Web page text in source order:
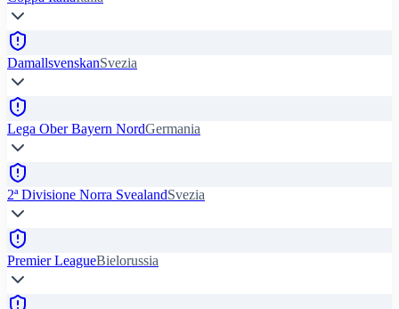
DamallsvenskanSvezia
Lega Ober Bayern NordGermania
2ª Divisione Norra SvealandSvezia
Premier LeagueBielorussia